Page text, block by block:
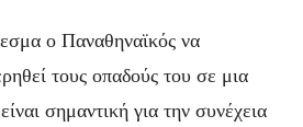
ο Παναθηναϊκός να
τους οπαδούς του σε μια
σημαντική για την συνέχεια